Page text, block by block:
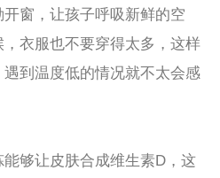
窗，让孩子呼吸新鲜的空
衣服也不要穿得太多，这样
到温度低的情况就不太会感
够让皮肤合成维生素D，这